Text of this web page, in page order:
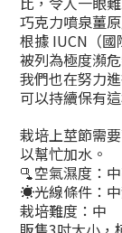
巧克力噴泉薑
根據 IUCN（
被列為極度瀕
我們也在努力
可以持續保有
栽培上莖節需
以幫忙加水。
🫗空氣濕度：
☀️光線條件：
栽培難度：中